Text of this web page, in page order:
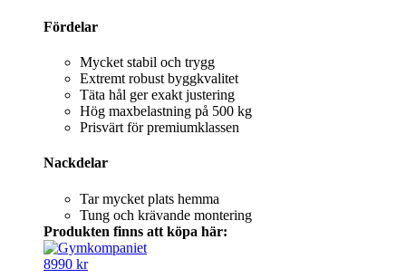
Fördelar
Mycket stabil och trygg
Extremt robust byggkvalitet
Täta hål ger exakt justering
Hög maxbelastning på 500 kg
Prisvärt för premiumklassen
Nackdelar
Tar mycket plats hemma
Tung och krävande montering
Produkten finns att köpa här:
8990 kr